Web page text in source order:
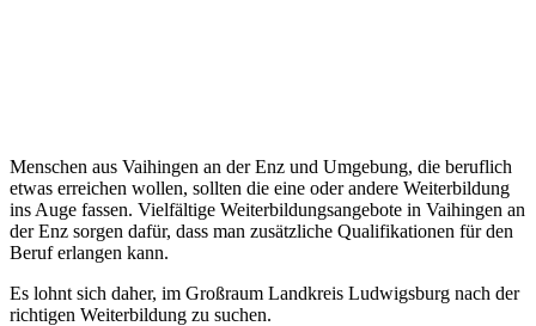
Menschen aus Vaihingen an der Enz und Umgebung, die beruflich
etwas erreichen wollen, sollten die eine oder andere Weiterbildung
ins Auge fassen. Vielfältige Weiterbildungsangebote in Vaihingen an
der Enz sorgen dafür, dass man zusätzliche Qualifikationen für den
Beruf erlangen kann.
Es lohnt sich daher, im Großraum Landkreis Ludwigsburg nach der
richtigen Weiterbildung zu suchen.